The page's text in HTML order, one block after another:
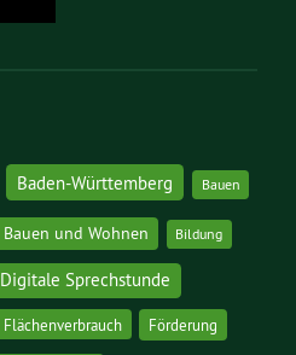
Baden-Württemberg Bauen
Bauen und Wohnen Bildung
Digitale Sprechstunde
Flächenverbrauch Förderung